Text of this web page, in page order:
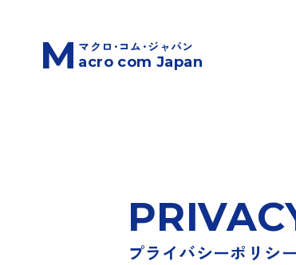
M マクロ･コム･ジャパン
acro com Japan
プライバシーポリシー